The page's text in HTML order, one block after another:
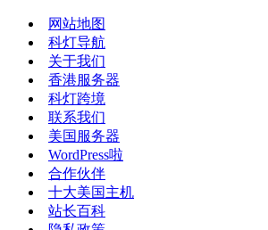
网站地图
科灯导航
关于我们
香港服务器
科灯跨境
联系我们
美国服务器
WordPress啦
合作伙伴
十大美国主机
站长百科